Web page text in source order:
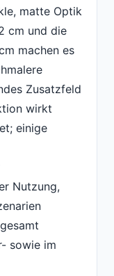
matte Optik
cm und die
machen es
Zusatzfeld
wirkt
einige
Nutzung,
sowie im